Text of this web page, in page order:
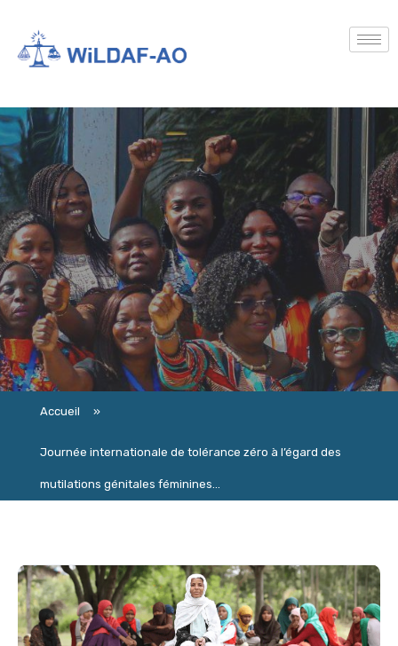
Accueil »
Journée internationale de tolérance zéro à l’égard des
mutilations génitales féminines...